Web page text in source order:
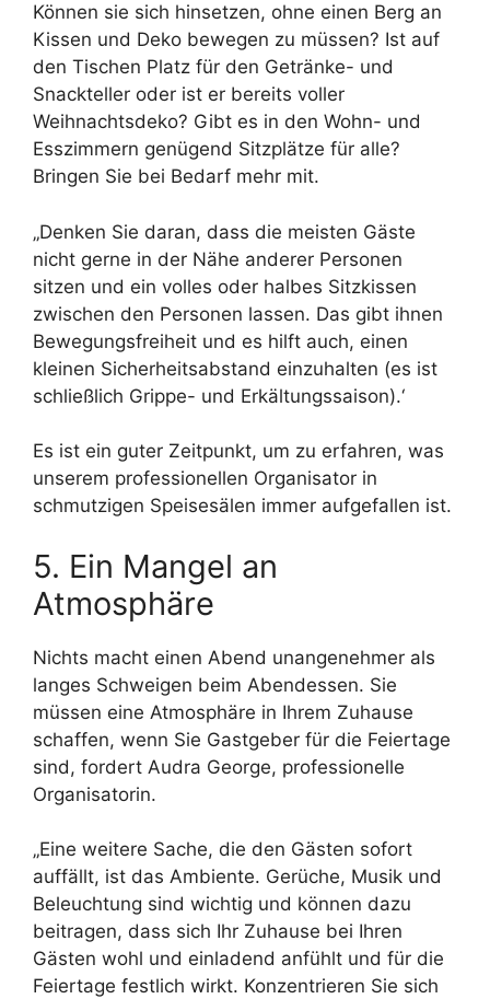
Können sie sich hinsetzen, ohne einen Berg an
Kissen und Deko bewegen zu müssen? Ist auf
den Tischen Platz für den Getränke- und
Snackteller oder ist er bereits voller
Weihnachtsdeko? Gibt es in den Wohn- und
Esszimmern genügend Sitzplätze für alle?
Bringen Sie bei Bedarf mehr mit.
„Denken Sie daran, dass die meisten Gäste
nicht gerne in der Nähe anderer Personen
sitzen und ein volles oder halbes Sitzkissen
zwischen den Personen lassen. Das gibt ihnen
Bewegungsfreiheit und es hilft auch, einen
kleinen Sicherheitsabstand einzuhalten (es ist
schließlich Grippe- und Erkältungssaison).‘
Es ist ein guter Zeitpunkt, um zu erfahren, was
unserem professionellen Organisator in
schmutzigen Speisesälen immer aufgefallen ist.
5. Ein Mangel an
Atmosphäre
Nichts macht einen Abend unangenehmer als
langes Schweigen beim Abendessen. Sie
müssen eine Atmosphäre in Ihrem Zuhause
schaffen, wenn Sie Gastgeber für die Feiertage
sind, fordert Audra George, professionelle
Organisatorin.
„Eine weitere Sache, die den Gästen sofort
auffällt, ist das Ambiente. Gerüche, Musik und
Beleuchtung sind wichtig und können dazu
beitragen, dass sich Ihr Zuhause bei Ihren
Gästen wohl und einladend anfühlt und für die
Feiertage festlich wirkt. Konzentrieren Sie sich